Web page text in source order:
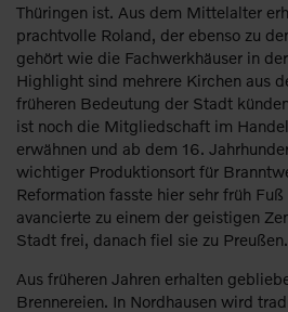
Thüringen ist. Aus dem Mittelalter
prachtvolle Roland, der ebenso zu
gehört wie die Fachwerkhäuser in
Highlight sind mehrere Kirchen aus
früheren Bedeutung der Stadt
ist noch die Mitgliedschaft im
erwähnen und ab dem 16.
wichtiger Produktionsort für
Reformation fasste hier sehr früh
avancierte zu einem der geistigen
Stadt frei, danach fiel sie zu Preußen.
Aus früheren Jahren erhalten
Brennereien. In Nordhausen wird